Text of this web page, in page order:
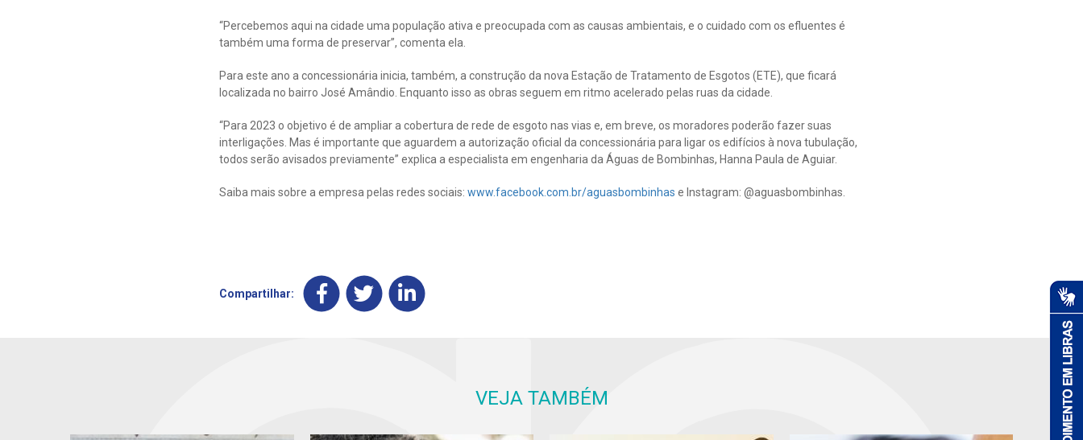
“Percebemos aqui na cidade uma população ativa e preocupada com as causas ambientais, e o cuidado com os efluentes é
também uma forma de preservar”, comenta ela.
Para este ano a concessionária inicia, também, a construção da nova Estação de Tratamento de Esgotos (ETE), que ficará
localizada no bairro José Amândio. Enquanto isso as obras seguem em ritmo acelerado pelas ruas da cidade.
“Para 2023 o objetivo é de ampliar a cobertura de rede de esgoto nas vias e, em breve, os moradores poderão fazer suas
interligações. Mas é importante que aguardem a autorização oficial da concessionária para ligar os edifícios à nova tubulação,
todos serão avisados previamente” explica a especialista em engenharia da Águas de Bombinhas, Hanna Paula de Aguiar.
Saiba mais sobre a empresa pelas redes sociais: www.facebook.com.br/aguasbombinhas e Instagram: @aguasbombinhas.
Compartilhar:
VEJA TAMBÉM